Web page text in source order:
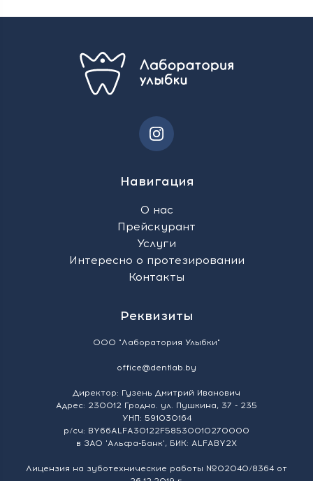
Навигация
О нас
Прейскурант
Услуги
Интересно о протезировании
Контакты
Реквизиты
ООО "Лаборатория Улыбки"
office@dentlab.by
Директор: Гузень Дмитрий Иванович
Адрес: 230012 Гродно. ул. Пушкина, 37 - 235
УНП: 591030164
р/сч: BY66ALFA30122F58530010270000
в ЗАО 'Альфа-Банк', БИК: ALFABY2X
Лицензия на зуботехнические работы №02040/8364 от